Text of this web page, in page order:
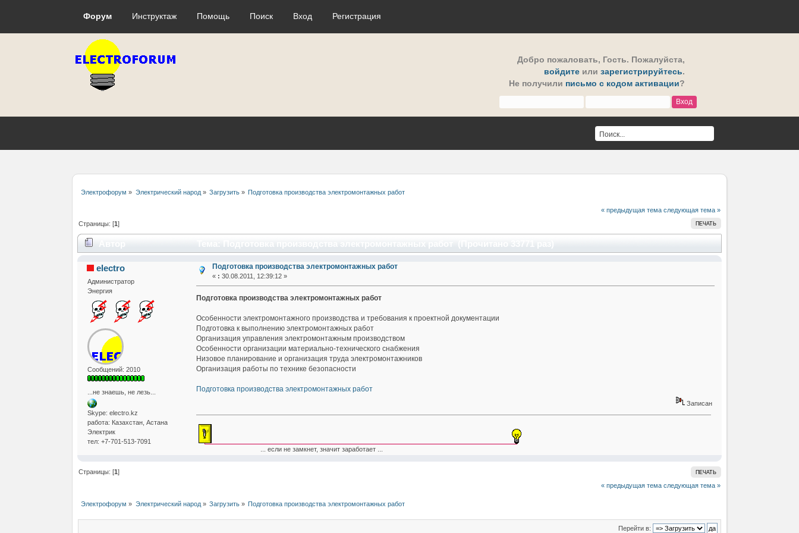
Форум Инструктаж Помощь Поиск Вход Регистрация
Добро пожаловать, Гость. Пожалуйста,
войдите или зарегистрируйтесь.
Не получили письмо с кодом активации?
Электрофорум » Электрический народ» Загрузить» Подготовка производства электромонтажных работ
« предыдущая тема следующая тема »
ПЕЧАТЬ
Страницы: [1]
electro
Администратор
Энергия
Сообщений: 2010
...не знаешь, не лезь...
Skype: electro.kz
работа: Казахстан, Астана
Электрик
тел: +7-701-513-7091
Подготовка производства электромонтажных работ
« : 30.08.2011, 12:39:12 »
Подготовка производства электромонтажных работ
Особенности электромонтажного производства и требования к проектной документации
Подготовка к выполнению электромонтажных работ
Организация управления электромонтажным производством
Особенности организации материально-технического снабжения
Низовое планирование и организация труда электромонтажников
Организация работы по технике безопасности
Подготовка производства электромонтажных работ
Записан
... если не замкнет, значит заработает ...
ПЕЧАТЬ
Страницы: [1]
« предыдущая тема следующая тема »
Электрофорум » Электрический народ» Загрузить» Подготовка производства электромонтажных работ
Перейти в: